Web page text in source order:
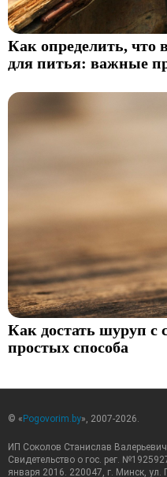
Как определить, что
для питья: важные
Как достать шуруп
простых способа
© «Pogovorim.by», 2007-2026.
ИП Соколов Станислав Валерьевич
Свидетельство о гос. рег.
января 2016. 220047, г. Минск, ул.